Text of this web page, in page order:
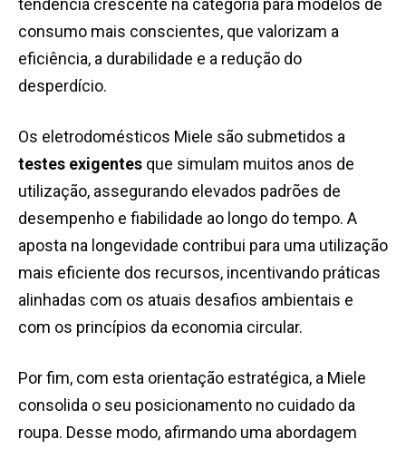
tendência crescente na categoria para modelos de
consumo mais conscientes, que valorizam a
eficiência, a durabilidade e a redução do
desperdício.
Os eletrodomésticos Miele são submetidos a
testes exigentes que simulam muitos anos de
utilização, assegurando elevados padrões de
desempenho e fiabilidade ao longo do tempo. A
aposta na longevidade contribui para uma utilização
mais eficiente dos recursos, incentivando práticas
alinhadas com os atuais desafios ambientais e
com os princípios da economia circular.
Por fim, com esta orientação estratégica, a Miele
consolida o seu posicionamento no cuidado da
roupa. Desse modo, afirmando uma abordagem